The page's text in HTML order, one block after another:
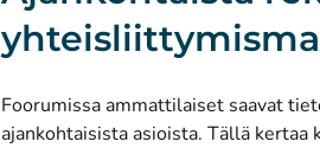
Foorumissa ammattilaiset saavat
ajankohtaisista asioista. Tällä